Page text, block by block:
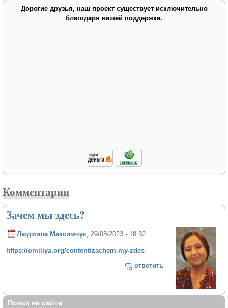
Дорогие друзья, наш проект существует исключительно
благодаря вашей поддержке.
Комментарии
Зачем мы здесь?
Людмила Максимчук , 29/08/2023 - 18:32
https://omiliya.org/content/zachem-my-zdes
ответить
Поиск на сайте